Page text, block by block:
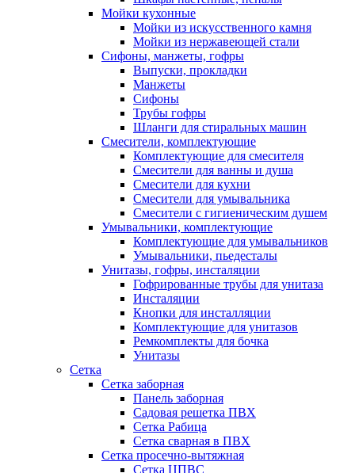
Мойки кухонные
Мойки из искусственного камня
Мойки из нержавеющей стали
Сифоны, манжеты, гофры
Выпуски, прокладки
Манжеты
Сифоны
Трубы гофры
Шланги для стиральных машин
Смесители, комплектующие
Комплектующие для смесителя
Смесители для ванны и душа
Смесители для кухни
Смесители для умывальника
Смесители с гигиеническим душем
Умывальники, комплектующие
Комплектующие для умывальников
Умывальники, пьедесталы
Унитазы, гофры, инсталяции
Гофрированные трубы для унитаза
Инсталяции
Кнопки для инсталляции
Комплектующие для унитазов
Ремкомплекты для бочка
Унитазы
Сетка
Сетка заборная
Панель заборная
Садовая решетка ПВХ
Сетка Рабица
Сетка сварная в ПВХ
Сетка просечно-вытяжная
Сетка ЦПВС